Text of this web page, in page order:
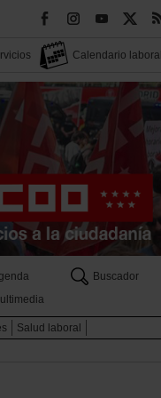
Calendario laboral
Buscador
Salud laboral